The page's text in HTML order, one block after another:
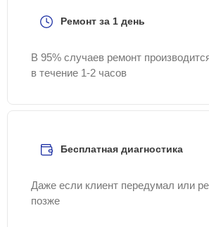
Ремонт за 1 день
В 95% случаев ремонт
в течение 1-2 часов
Бесплатная диагностика
Даже если клиент передумал или
позже